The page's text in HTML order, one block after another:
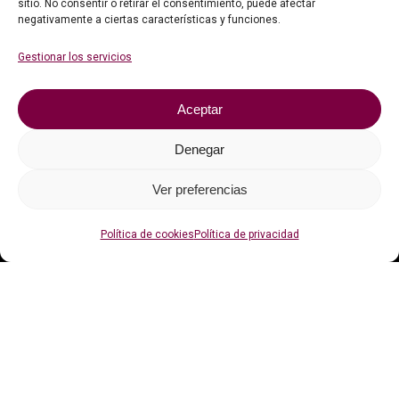
sitio. No consentir o retirar el consentimiento, puede afectar
negativamente a ciertas características y funciones.
Gestionar los servicios
Aceptar
Denegar
Ver preferencias
Política de cookies Política de privacidad
Política de privacidad
Política de cookies (UE)